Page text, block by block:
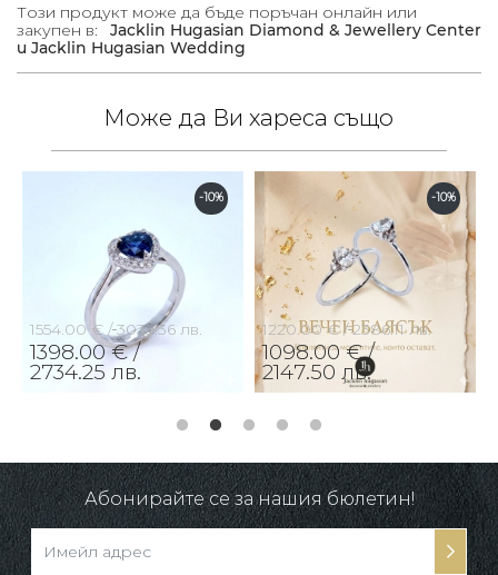
Този продукт може да бъде поръчан онлайн или
закупен в:
Jacklin Hugasian Diamond & Jewellery Center
и Jacklin Hugasian Wedding
Може да Ви хареса също
-10%
1554.00 € / 3039.36 лв.
1398.00 € /
2734.25 лв.
-10%
1220.00 € / 2386.11 лв.
1098.00 € /
2147.50 лв.
Абонирайте се за нашия бюлетин!